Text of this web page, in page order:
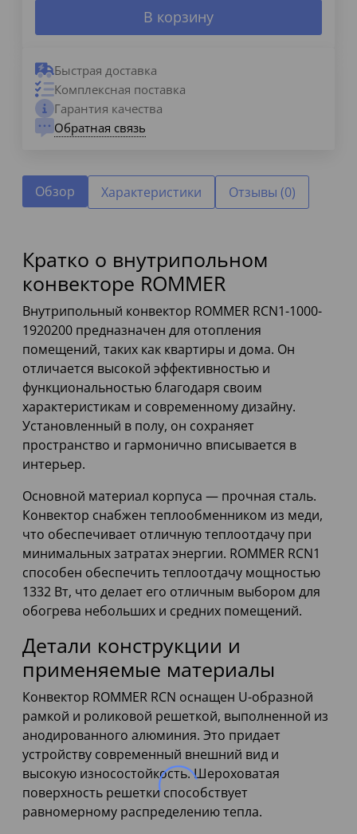
В корзину
Быстрая доставка
Комплексная поставка
Гарантия качества
Обратная связь
Обзор Характеристики Отзывы (0)
Кратко о внутрипольном
конвекторе ROMMER
Внутрипольный конвектор ROMMER RCN1-1000-
1920200 предназначен для отопления
помещений, таких как квартиры и дома. Он
отличается высокой эффективностью и
функциональностью благодаря своим
характеристикам и современному дизайну.
Установленный в полу, он сохраняет
пространство и гармонично вписывается в
интерьер.
Основной материал корпуса — прочная сталь.
Конвектор снабжен теплообменником из меди,
что обеспечивает отличную теплоотдачу при
минимальных затратах энергии. ROMMER RCN1
способен обеспечить теплоотдачу мощностью
1332 Вт, что делает его отличным выбором для
обогрева небольших и средних помещений.
Детали конструкции и
применяемые материалы
Конвектор ROMMER RCN оснащен U-образной
рамкой и роликовой решеткой, выполненной из
анодированного алюминия. Это придает
устройству современный внешний вид и
высокую износостойкость. Шероховатая
поверхность решетки способствует
равномерному распределению тепла.